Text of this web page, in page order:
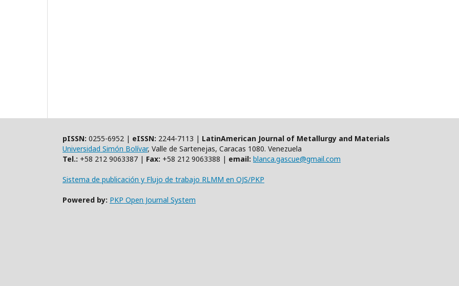
pISSN: 0255-6952 | eISSN: 2244-7113 | LatinAmerican Journal of Metallurgy and Materials
Universidad Simón Bolívar, Valle de Sartenejas, Caracas 1080. Venezuela
Tel.: +58 212 9063387 | Fax: +58 212 9063388 | email: blanca.gascue@gmail.com
Sistema de publicación y Flujo de trabajo RLMM en OJS/PKP
Powered by: PKP Open Journal System